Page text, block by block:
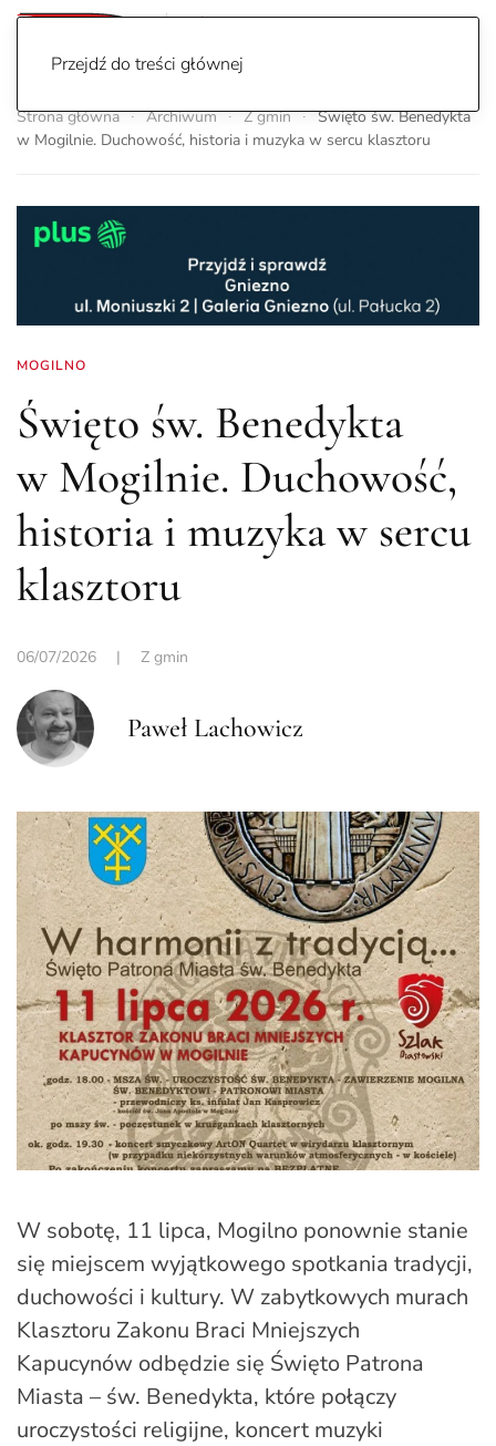
Przejdź do treści głównej
Strona główna Archiwum Z gmin
Święto św. Benedykta
w Mogilnie. Duchowość, historia i muzyka w sercu klasztoru
MOGILNO
Święto św. Benedykta
w Mogilnie. Duchowość,
historia i muzyka w sercu
klasztoru
06/07/2026 | Z gmin
Paweł Lachowicz
W sobotę, 11 lipca, Mogilno ponownie stanie
się miejscem wyjątkowego spotkania tradycji,
duchowości i kultury. W zabytkowych murach
Klasztoru Zakonu Braci Mniejszych
Kapucynów odbędzie się Święto Patrona
Miasta – św. Benedykta, które połączy
uroczystości religijne, koncert muzyki